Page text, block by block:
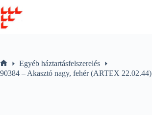
to
content
Home
Egyéb háztartásfelszerelés
90384 – Akasztó nagy, fehér (ARTEX 22.02.44)